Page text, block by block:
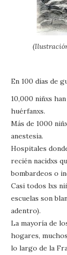
En 100 días de
10,000 niñxs
huérfanxs.
Más de 1000
anestesia.
Hospitales
recién nacidxs
bombardeos o
Casi todos lxs
escuelas son
adentro).
La mayoría de
hogares,
lo largo de la